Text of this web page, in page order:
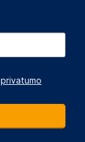
privatumo